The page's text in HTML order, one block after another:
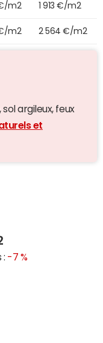
m2 1 913 €/m2
m2 2 564 €/m2
argileux, feux
et
: -7 %